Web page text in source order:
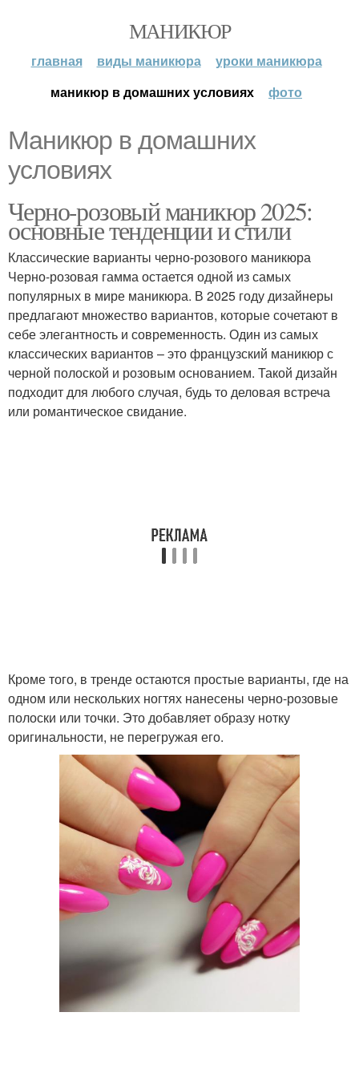
МАНИКЮР
главная виды маникюра
уроки маникюра
маникюр в домашних условиях
фото
Маникюр в домашних
условиях
Черно-розовый маникюр 2025:
основные тенденции и стили
Классические варианты черно-розового маникюра
Черно-розовая гамма остается одной из самых
популярных в мире маникюра. В 2025 году дизайнеры
предлагают множество вариантов, которые сочетают в
себе элегантность и современность. Один из самых
классических вариантов – это французский маникюр с
черной полоской и розовым основанием. Такой дизайн
подходит для любого случая, будь то деловая встреча
или романтическое свидание.
Кроме того, в тренде остаются простые варианты, где на
одном или нескольких ногтях нанесены черно-розовые
полоски или точки. Это добавляет образу нотку
оригинальности, не перегружая его.